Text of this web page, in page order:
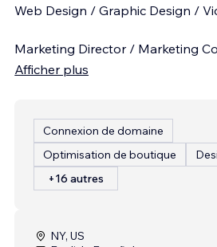
Web Design / Graphic Design /
Marketing Director / Marketing
Afficher plus
Connexion de domaine
Optimisation de boutique
+16 autres
NY, US